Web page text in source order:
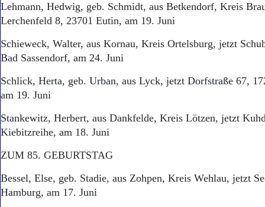
Lehmann, Hedwig, geb. Schmidt, aus Betkendorf, Kreis
Lerchenfeld 8, 23701 Eutin, am 19. Juni
Schieweck, Walter, aus Kornau, Kreis Ortelsburg, jetzt
Bad Sassendorf, am 24. Juni
Schlick, Herta, geb. Urban, aus Lyck, jetzt Dorfstraße 67,
am 19. Juni
Stankewitz, Herbert, aus Dankfelde, Kreis Lötzen, jetzt
Kiebitzreihe, am 18. Juni
ZUM 85. GEBURTSTAG
Bessel, Else, geb. Stadie, aus Zohpen, Kreis Wehlau, jetzt
Hamburg, am 17. Juni